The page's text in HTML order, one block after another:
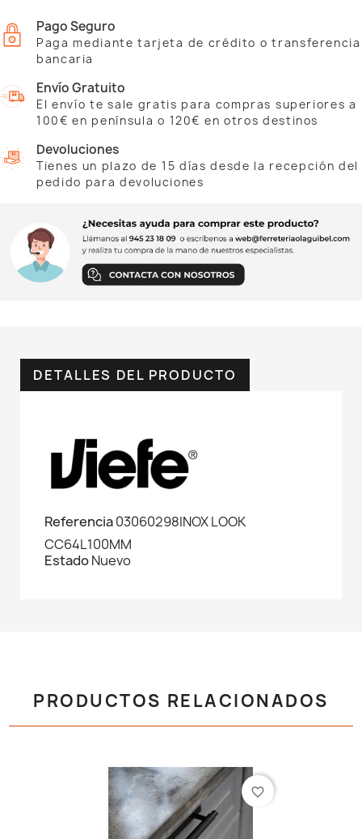
Pago Seguro
Paga mediante tarjeta de crédito o transferencia
bancaria
Envío Gratuito
El envío te sale gratis para compras superiores a
100€ en península o 120€ en otros destinos
Devoluciones
Tienes un plazo de 15 días desde la recepción del
pedido para devoluciones
DETALLES DEL PRODUCTO
Referencia03060298INOX LOOK
CC64L100MM
EstadoNuevo
PRODUCTOS RELACIONADOS
favorite_border